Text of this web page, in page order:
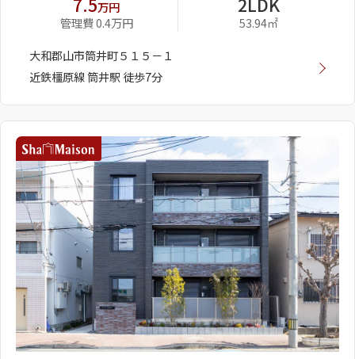
万円
管理費 0.4万円
53.94㎡
大和郡山市筒井町５１５－１
近鉄橿原線 筒井駅 徒歩7分